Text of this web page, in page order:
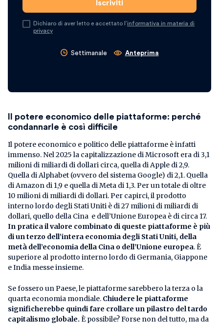
Dichiaro di aver letto e accettato l’informativa in materia di
privacy
Settimanale Anteprima
Il potere economico delle piattaforme: perché
condannarle è così difficile
Il potere economico e politico delle piattaforme è infatti
immenso. Nel 2025 la capitalizzazione di Microsoft era di 3,1
milioni di miliardi di dollari circa, quella di Apple di 2,9.
Quella di Alphabet (ovvero del sistema Google) di 2,1. Quella
di Amazon di 1,9 e quella di Meta di 1,3. Per un totale di oltre
10 milioni di miliardi di dollari. Per capirci, il prodotto
interno lordo degli Stati Uniti è di 27 milioni di miliardi di
dollari, quello della Cina e dell’Unione Europea è di circa 17.
In pratica il valore combinato di queste piattaforme è più
di un terzo dell’intera economia degli Stati Uniti, della
metà dell’economia della Cina o dell’Unione europea. È
superiore al prodotto interno lordo di Germania, Giappone
e India messe insieme.
Se fossero un Paese, le piattaforme sarebbero la terza o la
quarta economia mondiale. Chiudere le piattaforme
significherebbe quindi fare crollare un pilastro del tardo
capitalismo globale. È possibile? Forse non del tutto, ma da